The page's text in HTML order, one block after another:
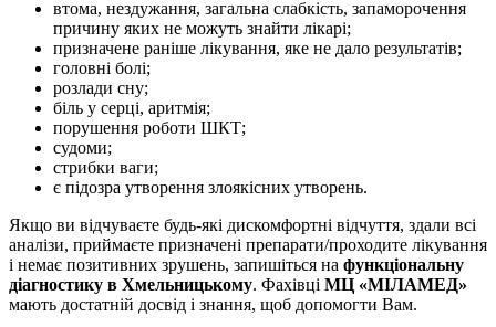
втома, нездужання, загальна слабкість, запаморочення
причину яких не можуть знайти лікарі;
призначене раніше лікування, яке не дало результатів;
головні болі;
розлади сну;
біль у серці, аритмія;
порушення роботи ШКТ;
судоми;
стрибки ваги;
є підозра утворення злоякісних утворень.
Якщо ви відчуваєте будь-які дискомфортні відчуття, здали всі
аналізи, приймаєте призначені препарати/проходите лікування
і немає позитивних зрушень, запишіться на функціональну
діагностику в Хмельницькому. Фахівці МЦ «МІЛАМЕД»
мають достатній досвід і знання, щоб допомогти Вам.